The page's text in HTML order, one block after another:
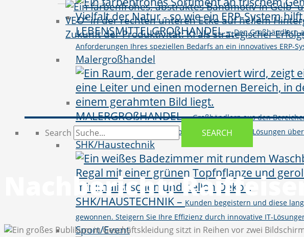
LEBENSMITTELGROßHANDEL–Den Großhändlern
Anforderungen Ihres speziellen Bedarfs an ein innovatives ERP-
Malergroßhandel
MALERGROßHANDEL–Großhändlern aus den
vielseitigen Produktportfolio von BI, CRM und Shop-Lösungen
SHK/Haustechnik
SHK/HAUSTECHNIK– Kunden begeistern und diese
gewonnen. Steigern Sie Ihre Effizienz durch innovative IT-
Sport/Event
Zukunft der Produktivität: KI als strategischer
Search SEARCH
Nachbericht: